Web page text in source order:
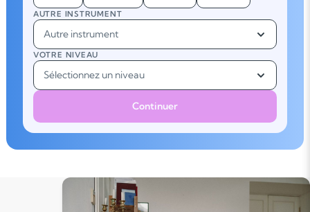
AUTRE INSTRUMENT
Autre instrument
VOTRE NIVEAU
Sélectionnez un niveau
Continuer